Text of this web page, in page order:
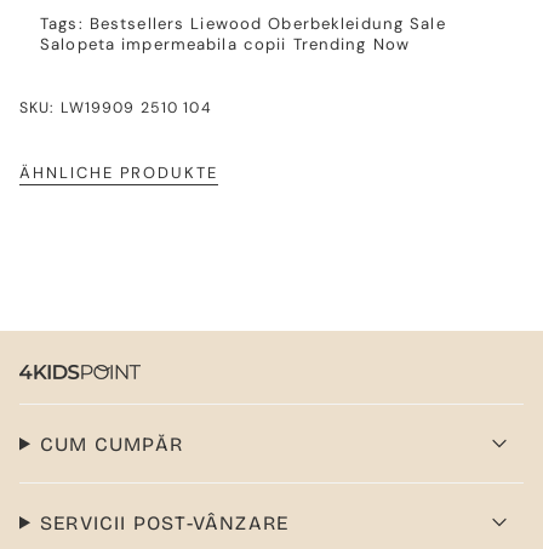
Tags: Bestsellers Liewood Oberbekleidung Sale
Salopeta impermeabila copii Trending Now
SKU: LW19909 2510 104
ÄHNLICHE PRODUKTE
CUM CUMPĂR
SERVICII POST-VÂNZARE